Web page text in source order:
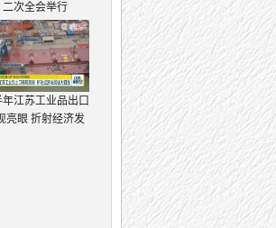
二次全会举行
年江苏工业品出口
亮眼 折射经济发